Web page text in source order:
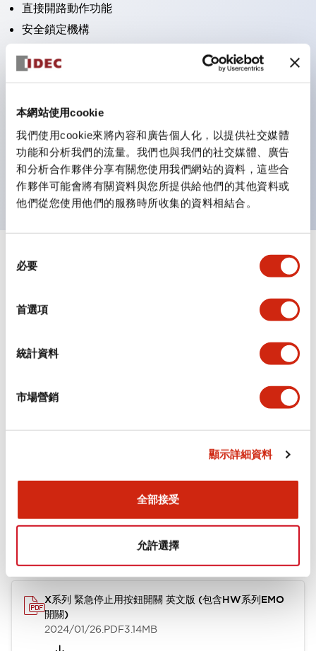
本網站使用cookie
我們使用cookie來將內容和廣告個人化，以提供社交媒體
功能和分析我們的流量。我們也與我們的社交媒體、廣告
和分析合作夥伴分享有關您使用我們網站的資料，這些合
作夥伴可能會將有關資料與您所提供給他們的其他資料或
他們從您使用他們的服務時所收集的資料相結合。
必要
首選項
統計資料
市場營銷
顯示詳細資料
全部接受
允許選擇
直接開路動作功能
安全鎖定機構
安全電位結構（XA/XW系列）
＜SEMI緊急斷電用開關護罩＞ 防止緊急斷電開關誤動作
的護罩。符合SEMI S2標準，遵循SEMATECH規範。與
IDEC緊急停止用按鈕開關組合使用，已獲得TUV萊茵的
適合性確認。
規格 顯示全部 +
認證與標準
X系列 緊急停止用按鈕開關 英文版 (包含HW系列EMO
開關)
2024/01/26.PDF3.14MB